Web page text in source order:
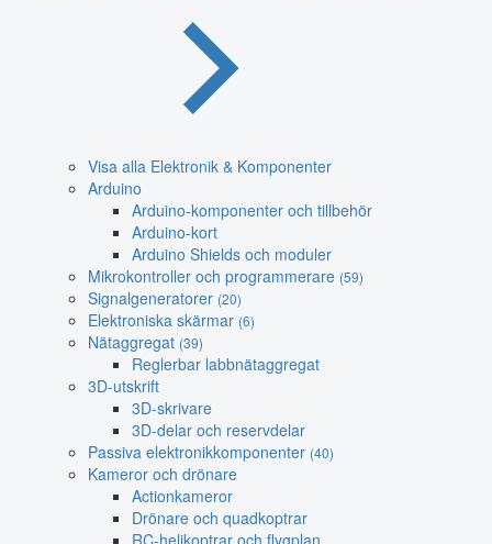
Visa alla Elektronik & Komponenter
Arduino
Arduino-komponenter och tillbehör
Arduino-kort
Arduino Shields och moduler
Mikrokontroller och programmerare (59)
Signalgeneratorer (20)
Elektroniska skärmar (6)
Nätaggregat (39)
Reglerbar labbnätaggregat
3D-utskrift
3D-skrivare
3D-delar och reservdelar
Passiva elektronikkomponenter (40)
Kameror och drönare
Actionkameror
Drönare och quadkoptrar
RC-helikoptrar och flygplan